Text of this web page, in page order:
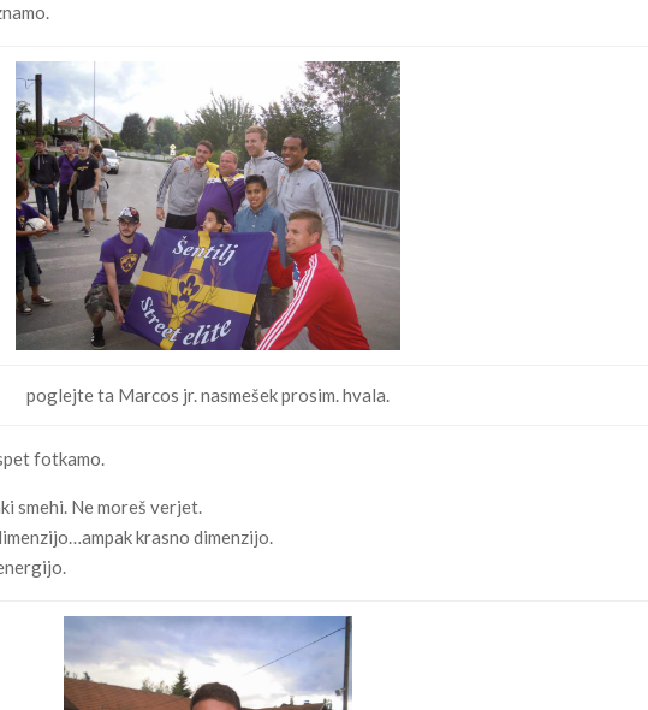
poglejte ta Marcos jr. nasmešek prosim. hvala.
fotkamo.
smehi. Ne moreš verjet.
krasno dimenzijo.